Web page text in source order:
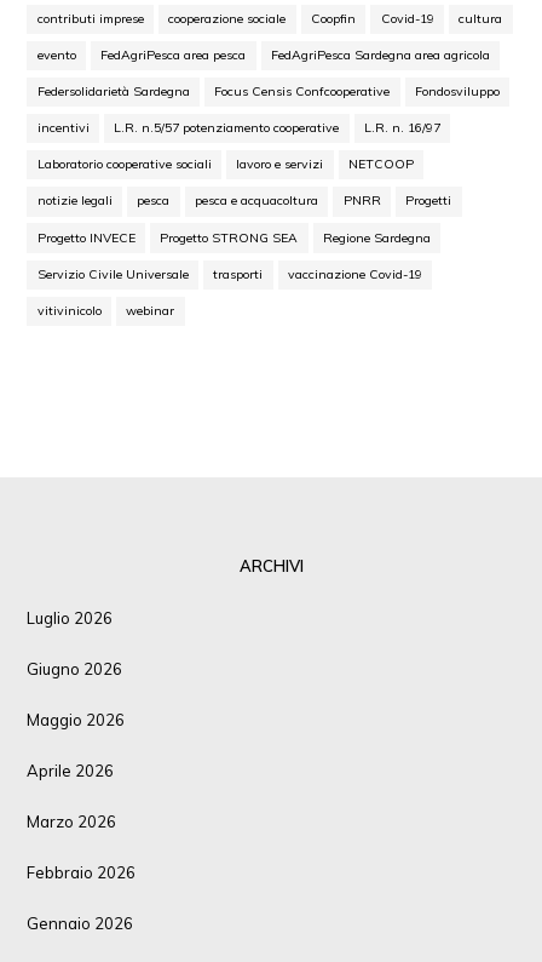
contributi imprese cooperazione sociale Coopfin Covid-19 cultura
evento FedAgriPesca area pesca FedAgriPesca Sardegna area agricola
Federsolidarietà Sardegna Focus Censis Confcooperative Fondosviluppo
incentivi L.R. n.5/57 potenziamento cooperative L.R. n. 16/97
Laboratorio cooperative sociali lavoro e servizi NETCOOP
notizie legali pesca pesca e acquacoltura PNRR Progetti
Progetto INVECE Progetto STRONG SEA Regione Sardegna
Servizio Civile Universale trasporti vaccinazione Covid-19
vitivinicolo webinar
ARCHIVI
Luglio 2026
Giugno 2026
Maggio 2026
Aprile 2026
Marzo 2026
Febbraio 2026
Gennaio 2026